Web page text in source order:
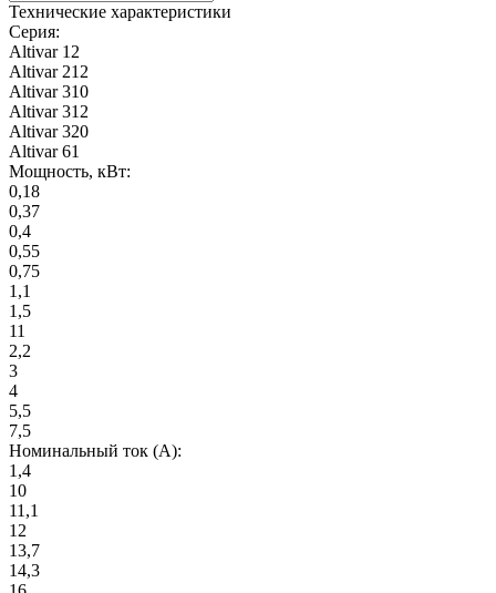
Технические характеристики
Серия:
Altivar 12
Altivar 212
Altivar 310
Altivar 312
Altivar 320
Altivar 61
Мощность, кВт:
0,18
0,37
0,4
0,55
0,75
1,1
1,5
11
2,2
3
4
5,5
7,5
Номинальный ток (А):
1,4
10
11,1
12
13,7
14,3